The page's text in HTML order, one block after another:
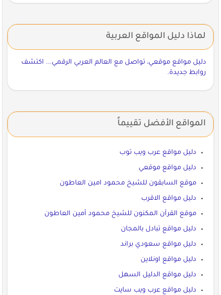
لماذا دليل المواقع العربية
دليل مواقع موقعي، تواصل مع العالم العربي الرقمي... اكتشف
روابط جديدة.
المواقع الأفضل تقييماً
دليل مواقع عرب ويب توب
دليل مواقع موقعي
موقع السابقون للشيخ محمود امين العاطون
دليل مواقع الاقرب
موقع القرآن المكنون للشيخ محمود أمين العاطون
دليل مواقع تبادل بالمجان
دليل مواقع سعودي براند
دليل مواقع اونلاين
دليل مواقع الدليل السهل
دليل مواقع عرب ويب سايت